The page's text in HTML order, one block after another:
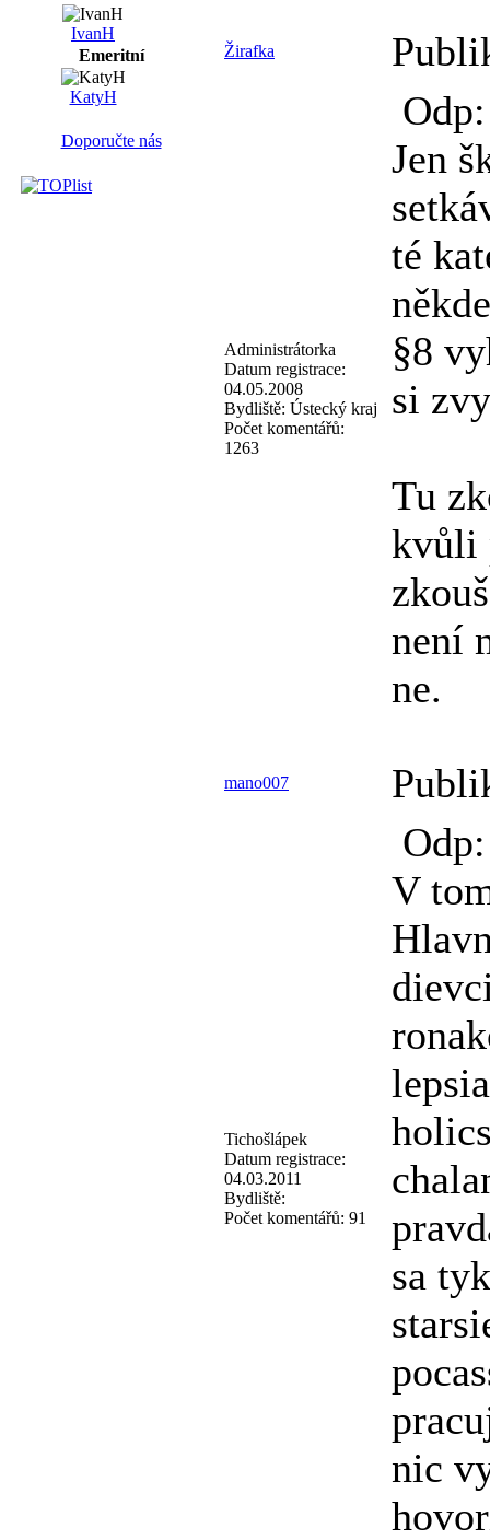
IvanH
Emeritní
KatyH
Doporučte nás
Žirafka
Administrátorka
Datum registrace:
04.05.2008
Bydliště: Ústecký kraj
Počet komentářů:
1263
Jen
té
§8
si
Tu
kvůli
není
ne.
mano007
Tichošlápek
Datum registrace:
04.03.2011
Bydliště:
Počet komentářů: 91
V
sa
nic